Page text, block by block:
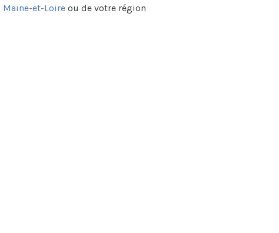
Maine-et-Loire ou de votre région